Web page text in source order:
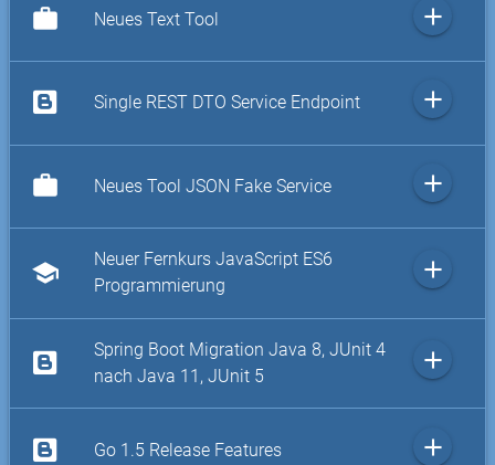
work Neues Text Tool add
Single REST DTO Service Endpoint add
work Neues Tool JSON Fake Service add
school
Neuer Fernkurs JavaScript ES6
Programmierung
add
Spring Boot Migration Java 8, JUnit 4
nach Java 11, JUnit 5
add
Go 1.5 Release Features add